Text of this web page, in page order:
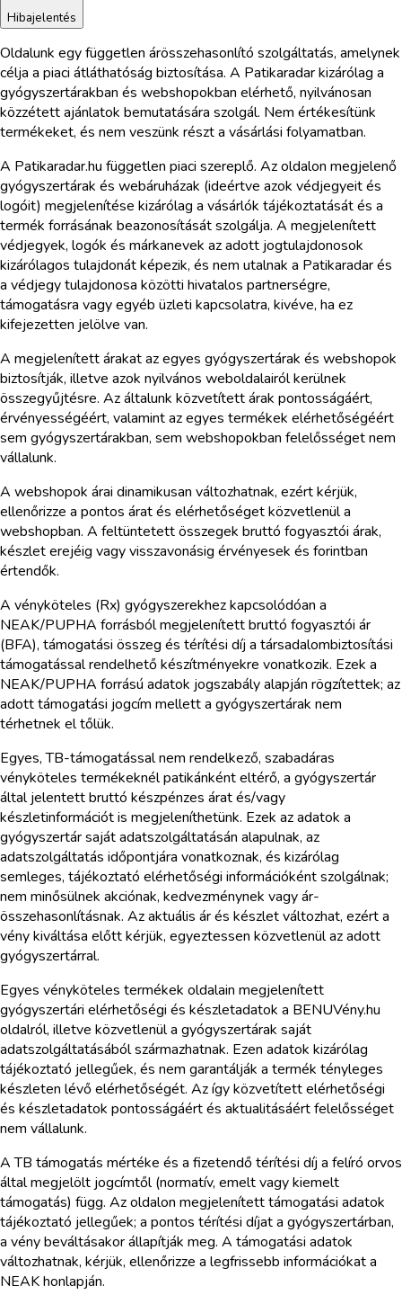
Hibajelentés
Oldalunk egy független árösszehasonlító szolgáltatás, amelynek
célja a piaci átláthatóság biztosítása. A Patikaradar kizárólag a
gyógyszertárakban és webshopokban elérhető, nyilvánosan
közzétett ajánlatok bemutatására szolgál. Nem értékesítünk
termékeket, és nem veszünk részt a vásárlási folyamatban.
A Patikaradar.hu független piaci szereplő. Az oldalon megjelenő
gyógyszertárak és webáruházak (ideértve azok védjegyeit és
logóit) megjelenítése kizárólag a vásárlók tájékoztatását és a
termék forrásának beazonosítását szolgálja. A megjelenített
védjegyek, logók és márkanevek az adott jogtulajdonosok
kizárólagos tulajdonát képezik, és nem utalnak a Patikaradar és
a védjegy tulajdonosa közötti hivatalos partnerségre,
támogatásra vagy egyéb üzleti kapcsolatra, kivéve, ha ez
kifejezetten jelölve van.
A megjelenített árakat az egyes gyógyszertárak és webshopok
biztosítják, illetve azok nyilvános weboldalairól kerülnek
összegyűjtésre. Az általunk közvetített árak pontosságáért,
érvényességéért, valamint az egyes termékek elérhetőségéért
sem gyógyszertárakban, sem webshopokban felelősséget nem
vállalunk.
A webshopok árai dinamikusan változhatnak, ezért kérjük,
ellenőrizze a pontos árat és elérhetőséget közvetlenül a
webshopban. A feltüntetett összegek bruttó fogyasztói árak,
készlet erejéig vagy visszavonásig érvényesek és forintban
értendők.
A vényköteles (Rx) gyógyszerekhez kapcsolódóan a
NEAK/PUPHA forrásból megjelenített bruttó fogyasztói ár
(BFA), támogatási összeg és térítési díj a társadalombiztosítási
támogatással rendelhető készítményekre vonatkozik. Ezek a
NEAK/PUPHA forrású adatok jogszabály alapján rögzítettek; az
adott támogatási jogcím mellett a gyógyszertárak nem
térhetnek el tőlük.
Egyes, TB-támogatással nem rendelkező, szabadáras
vényköteles termékeknél patikánként eltérő, a gyógyszertár
által jelentett bruttó készpénzes árat és/vagy
készletinformációt is megjeleníthetünk. Ezek az adatok a
gyógyszertár saját adatszolgáltatásán alapulnak, az
adatszolgáltatás időpontjára vonatkoznak, és kizárólag
semleges, tájékoztató elérhetőségi információként szolgálnak;
nem minősülnek akciónak, kedvezménynek vagy ár-
összehasonlításnak. Az aktuális ár és készlet változhat, ezért a
vény kiváltása előtt kérjük, egyeztessen közvetlenül az adott
gyógyszertárral.
Egyes vényköteles termékek oldalain megjelenített
gyógyszertári elérhetőségi és készletadatok a BENUVény.hu
oldalról, illetve közvetlenül a gyógyszertárak saját
adatszolgáltatásából származhatnak. Ezen adatok kizárólag
tájékoztató jellegűek, és nem garantálják a termék tényleges
készleten lévő elérhetőségét. Az így közvetített elérhetőségi
és készletadatok pontosságáért és aktualitásáért felelősséget
nem vállalunk.
A TB támogatás mértéke és a fizetendő térítési díj a felíró orvos
által megjelölt jogcímtől (normatív, emelt vagy kiemelt
támogatás) függ. Az oldalon megjelenített támogatási adatok
tájékoztató jellegűek; a pontos térítési díjat a gyógyszertárban,
a vény beváltásakor állapítják meg. A támogatási adatok
változhatnak, kérjük, ellenőrizze a legfrissebb információkat a
NEAK honlapján.